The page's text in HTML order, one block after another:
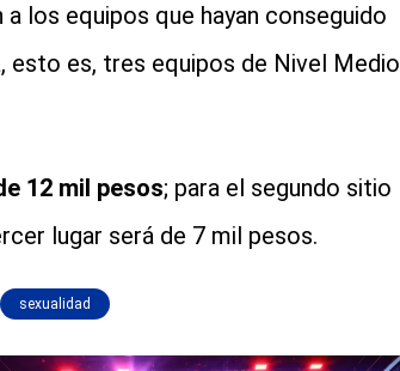
los equipos que hayan conseguido
esto es, tres equipos de Nivel Medio
12 mil pesos; para el segundo sitio
lugar será de 7 mil pesos.
sexualidad